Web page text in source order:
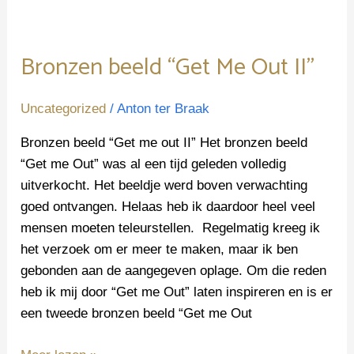
Bronzen beeld “Get Me Out II”
Uncategorized /Anton ter Braak
Bronzen beeld “Get me out II” Het bronzen beeld
“Get me Out” was al een tijd geleden volledig
uitverkocht. Het beeldje werd boven verwachting
goed ontvangen. Helaas heb ik daardoor heel veel
mensen moeten teleurstellen. Regelmatig kreeg ik
het verzoek om er meer te maken, maar ik ben
gebonden aan de aangegeven oplage. Om die reden
heb ik mij door “Get me Out” laten inspireren en is er
een tweede bronzen beeld “Get me Out